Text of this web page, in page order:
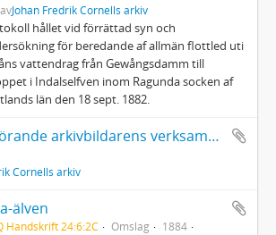
Johan Fredrik Cornells arkiv
hållet vid förrättad syn och
för beredande af allmän flottled uti
vattendrag från Gewångsdamm till
i Indalselfven inom Ragunda socken af
län den 18 sept. 1882.
Handlingar rörande arkivbildarens verksamhet
Cornells arkiv
älven
Handskrift 24:6:2C Omslag
1884